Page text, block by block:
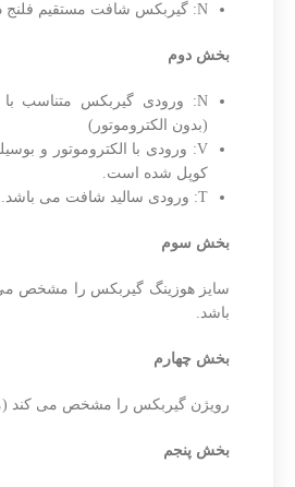
N: گیربکس شافت مستقیم فلنج دار
بخش دوم
(بدون الکتروموتور)
کوپل شده است.
T: ورودی سالید شافت می باشد.
بخش سوم
باشد.
بخش چهارم
رویژن گیربکس را مشخص می کند
بخش پنجم